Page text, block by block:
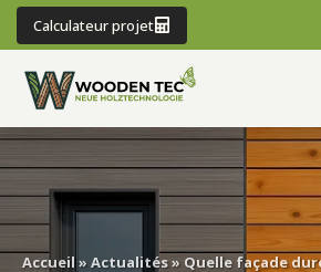
Passer
contenu
Calculateur projet
Accueil » Actualités» Quelle façade